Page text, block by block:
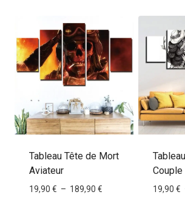
à
189,90 €
Tableau Tête de Mort
Aviateur
19,90 € – 189,90 €
Couple
19,90 €